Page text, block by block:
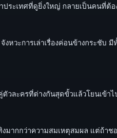
ะเทศที่ดูยิ่งใหญ่ กลายเป็นคนที่ต้
หวะการเล่าเรื่องค่อนข้างกระชับ
ะครที่ต่างกันสุดขั้วแล้วโยนเข้าไ
มากกว่าความสมเหตุสมผล แต่ถ้า